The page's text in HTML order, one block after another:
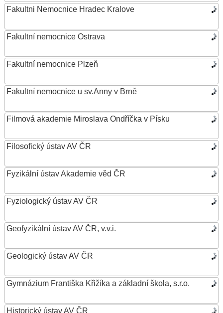
Fakultni Nemocnice Hradec Kralove
Fakultní nemocnice Ostrava
Fakultní nemocnice Plzeň
Fakultní nemocnice u sv.Anny v Brně
Filmová akademie Miroslava Ondříčka v Písku
Filosofický ústav AV ČR
Fyzikální ústav Akademie věd ČR
Fyziologický ústav AV ČR
Geofyzikální ústav AV ČR, v.v.i.
Geologický ústav AV ČR
Gymnázium Františka Křižíka a základní škola, s.r.o.
Historický ústav AV ČR